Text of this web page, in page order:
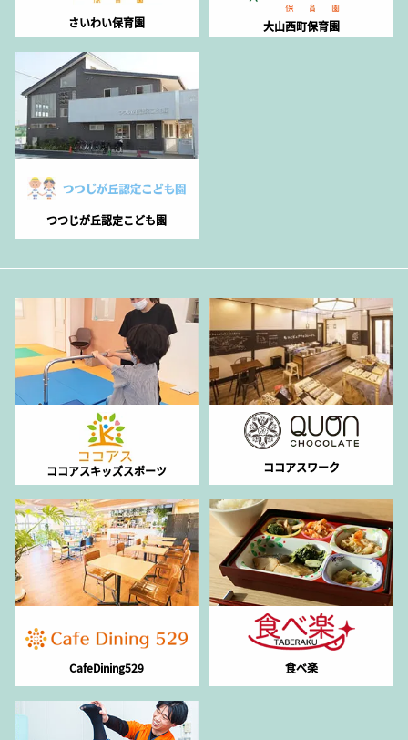
さいわい保育園 大山西町保育園
つつじが丘認定こども園
ココアスキッズスポーツ ココアスワーク
CafeDining529 食べ楽